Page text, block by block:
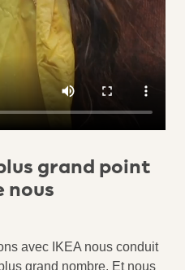
grand point
nous
avec IKEA nous conduit
grand nombre. Et nous